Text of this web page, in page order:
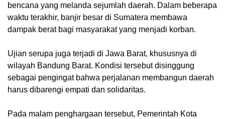
bencana yang melanda sejumlah daerah. Dalam beberapa
waktu terakhir, banjir besar di Sumatera membawa
dampak berat bagi masyarakat yang menjadi korban.
Ujian serupa juga terjadi di Jawa Barat, khususnya di
wilayah Bandung Barat. Kondisi tersebut disinggung
sebagai pengingat bahwa perjalanan membangun daerah
harus dibarengi empati dan solidaritas.
Pada malam penghargaan tersebut, Pemerintah Kota